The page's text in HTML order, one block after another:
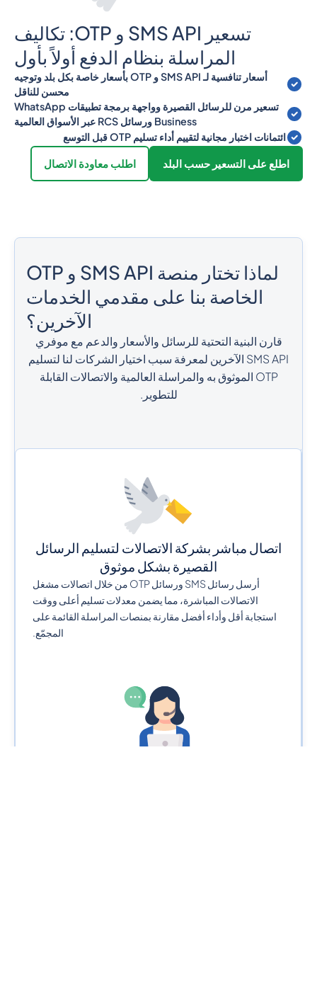
تسعير SMS API و OTP: تكاليف
المراسلة بنظام الدفع أولاً بأول
أسعار تنافسية لـ SMS API و OTP بأسعار خاصة بكل بلد وتوجيه
محسن للناقل
تسعير مرن للرسائل القصيرة وواجهة برمجة تطبيقات WhatsApp
Business ورسائل RCS عبر الأسواق العالمية
ائتمانات اختبار مجانية لتقييم أداء تسليم OTP قبل التوسع
اطلع على التسعير حسب البلد اطلب معاودة الاتصال
لماذا تختار منصة SMS API و OTP
الخاصة بنا على مقدمي الخدمات
الآخرين؟
قارن البنية التحتية للرسائل والأسعار والدعم مع موفري
SMS API الآخرين لمعرفة سبب اختيار الشركات لنا لتسليم
OTP الموثوق به والمراسلة العالمية والاتصالات القابلة
للتطوير.
اتصال مباشر بشركة الاتصالات لتسليم الرسائل
القصيرة بشكل موثوق
أرسل رسائل SMS ورسائل OTP من خلال اتصالات مشغل
الاتصالات المباشرة، مما يضمن معدلات تسليم أعلى ووقت
استجابة أقل وأداء أفضل مقارنة بمنصات المراسلة القائمة على
المجمّع.